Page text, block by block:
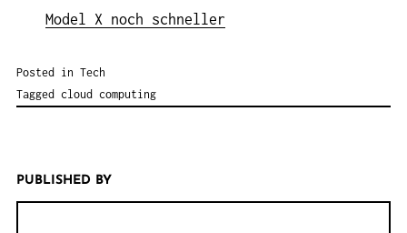
Model X noch schneller
Posted in Tech
Tagged cloud computing
PUBLISHED BY